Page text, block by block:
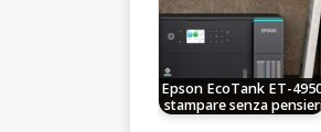
Epson EcoTank ET-
stampare senza